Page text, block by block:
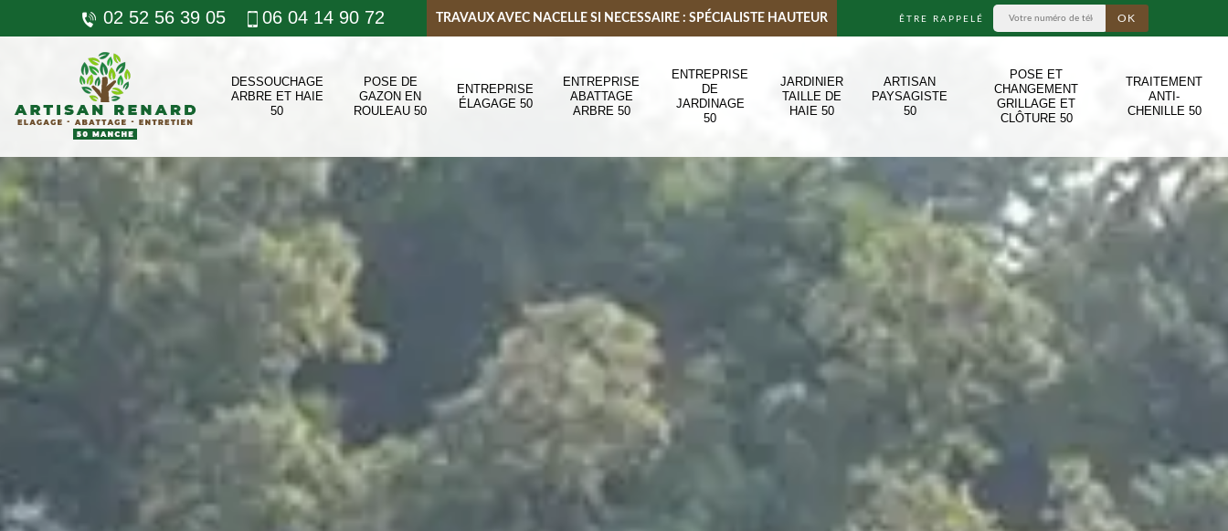
02 52 56 39 05 06 04 14 90 72 TRAVAUX AVEC NACELLE SI NECESSAIRE : SPÉCIALISTE HAUTEUR ÊTRE RAPPELÉ
DESSOUCHAGE
ARBRE ET HAIE
50
POSE DE
GAZON EN
ROULEAU 50
ENTREPRISE
ÉLAGAGE 50
ENTREPRISE
ABATTAGE
ARBRE 50
ENTREPRISE
DE
JARDINAGE
50
JARDINIER
TAILLE DE
HAIE 50
ARTISAN
PAYSAGISTE
50
POSE ET
CHANGEMENT
GRILLAGE ET
CLÔTURE 50
TRAITEMENT
ANTI-
CHENILLE 50